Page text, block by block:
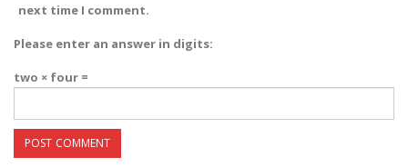
next time I comment.
Please enter an answer in digits:
two × four =